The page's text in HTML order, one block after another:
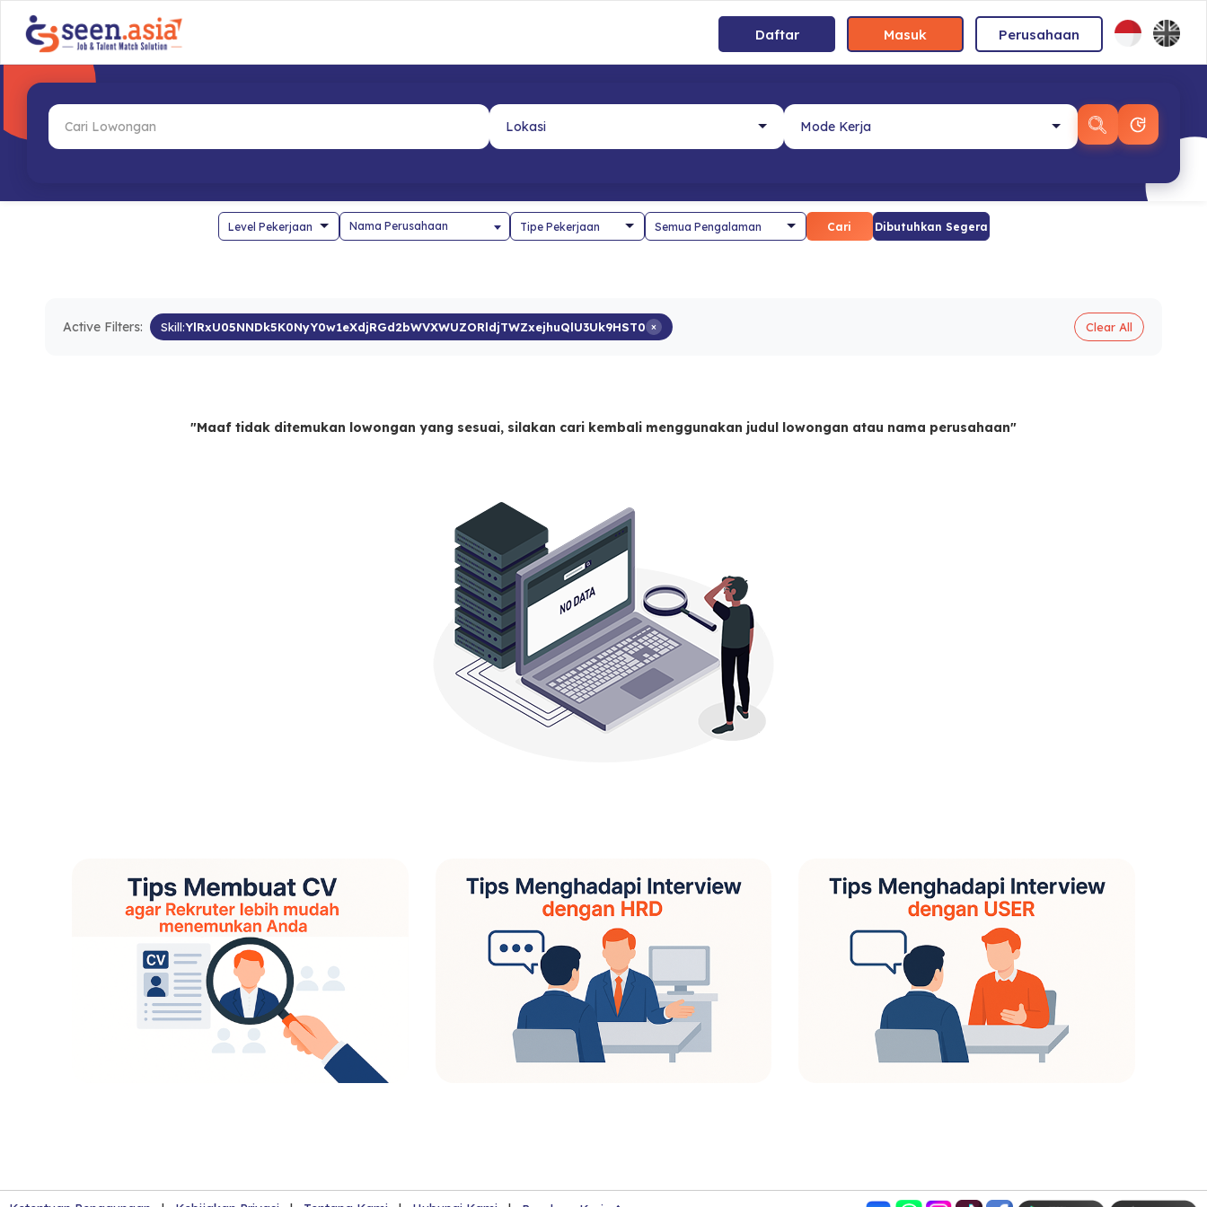
Daftar Masuk Perusahaan
Nama Perusahaan Cari Dibutuhkan Segera
Active Filters: Skill:YlRxU05NNDk5K0NyY0w1eXdjRGd2bWVXWUZORldjTWZxejhuQlU3Uk9HST0 × Clear All
"Maaf tidak ditemukan lowongan yang sesuai, silakan cari kembali menggunakan judul lowongan atau nama perusahaan"